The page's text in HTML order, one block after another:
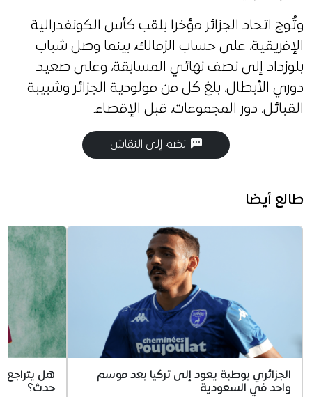
وتُوج اتحاد الجزائر مؤخرا بلقب كأس الكونفدرالية
الإفريقية، على حساب الزمالك، بينما وصل شباب
بلوزداد إلى نصف نهائي المسابقة، وعلى صعيد
دوري الأبطال، بلغ كل من مولودية الجزائر وشبيبة
القبائل، دور المجموعات، قبل الإقصاء.
انضم إلى النقاش
طالع أيضا
الجزائري بوطبة يعود إلى تركيا بعد موسم
واحد في السعودية
هل يتراجع
حدث؟